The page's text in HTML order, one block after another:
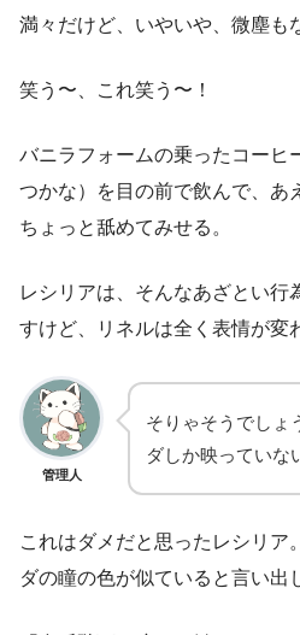
満々だけど、いやいや、微塵も
笑う〜、これ笑う〜！
バニラフォームの乗ったコーヒ
つかな）を目の前で飲んで、あ
ちょっと舐めてみせる。
レシリアは、そんなあざとい行
すけど、リネルは全く表情が変
管理人
そりゃそうでしょ
ダしか映っていな
これはダメだと思ったレシリア
ダの瞳の色が似ていると言い出